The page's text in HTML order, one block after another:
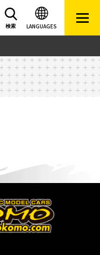
LANGUAGES
検索